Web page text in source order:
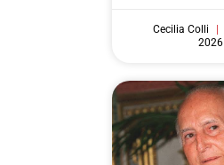
Cecilia Colli
2026